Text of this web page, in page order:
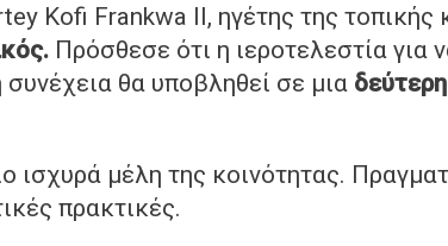
Kofi Frankwa II, ηγέτης της
Πρόσθεσε ότι η ιεροτελεστία για
θα υποβληθεί σε μια
ισχυρά μέλη της κοινότητας.
πρακτικές.